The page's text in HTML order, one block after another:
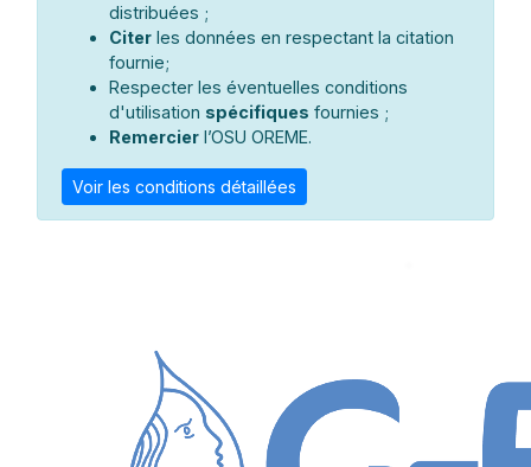
distribuées ;
Citer les données en respectant la citation
fournie;
Respecter les éventuelles conditions
d'utilisation spécifiques fournies ;
Remercier l’OSU OREME.
Voir les conditions détaillées